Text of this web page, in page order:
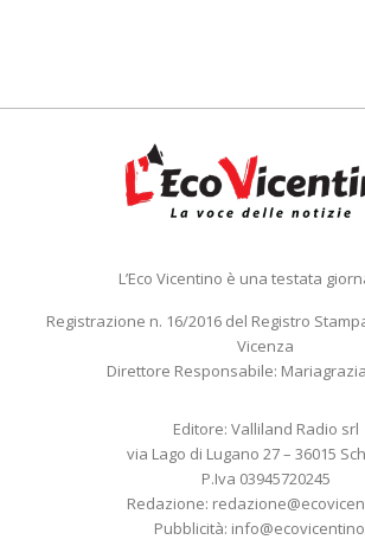
L’Eco Vicentino è una testata
Registrazione n. 16/2016 del Registro
Vicenza
Direttore Responsabile:
Editore: Valliland Radio srl
via Lago di Lugano 27 – 36015
P.Iva 03945720245
Redazione:
Pubblicità: